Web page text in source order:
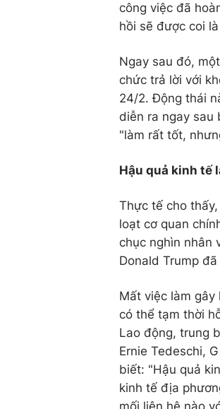
công việc đã
hồi sẽ được coi
Ngay sau đó,
chức trả lời với
24/2. Động thái
diễn ra ngay sau
"làm rất tốt,
Hậu quả kinh tế
Thực tế cho
loạt cơ quan
chục nghìn nhân
Donald Trump
Mất việc làm
có thể tạm thời
Lao động, trung
Ernie Tedeschi,
biết: "Hậu quả
kinh tế địa
mối liên hệ nào